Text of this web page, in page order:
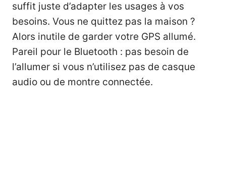
suffit juste d’adapter les usages à vos
besoins. Vous ne quittez pas la maison ?
Alors inutile de garder votre GPS allumé.
Pareil pour le Bluetooth : pas besoin de
l’allumer si vous n’utilisez pas de casque
audio ou de montre connectée.